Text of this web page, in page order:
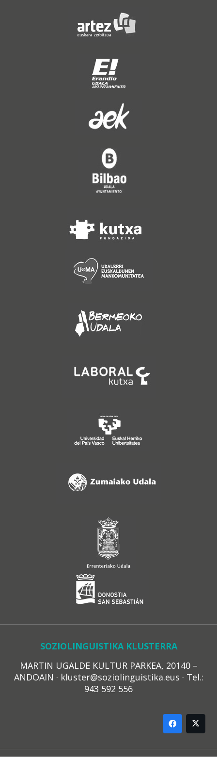
SOZIOLINGUISTIKA KLUSTERRA
MARTIN UGALDE KULTUR PARKEA, 20140 –
ANDOAIN · kluster@soziolinguistika.eus · Tel.:
943 592 556